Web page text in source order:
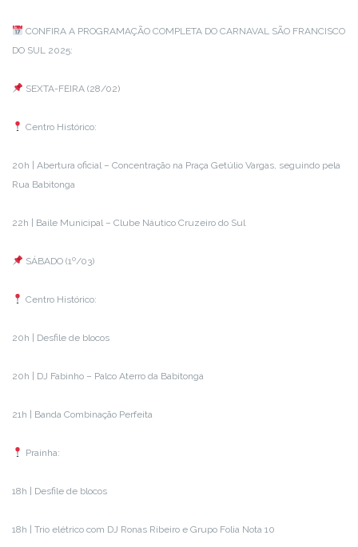
CONFIRA A PROGRAMAÇÃO COMPLETA DO CARNAVAL SÃO FRANCISCO
DO SUL 2025:
SEXTA-FEIRA (28/02)
Centro Histórico:
20h | Abertura oficial – Concentração na Praça Getúlio Vargas, seguindo pela
Rua Babitonga
22h | Baile Municipal – Clube Náutico Cruzeiro do Sul
SÁBADO (1º/03)
Centro Histórico:
20h | Desfile de blocos
20h | DJ Fabinho – Palco Aterro da Babitonga
21h | Banda Combinação Perfeita
Prainha:
18h | Desfile de blocos
18h | Trio elétrico com DJ Ronas Ribeiro e Grupo Folia Nota 10